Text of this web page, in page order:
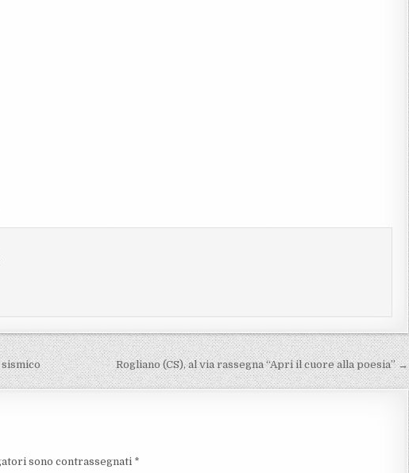
Rogliano (CS), al via rassegna “Apri il cuore alla poesia” →
sono contrassegnati *